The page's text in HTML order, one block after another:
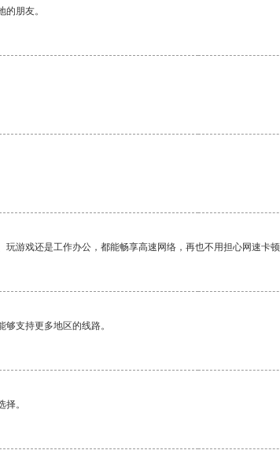
朋友。
游戏还是工作办公，都能畅享高速网络，再也不用担心网速卡
支持更多地区的线路。
。